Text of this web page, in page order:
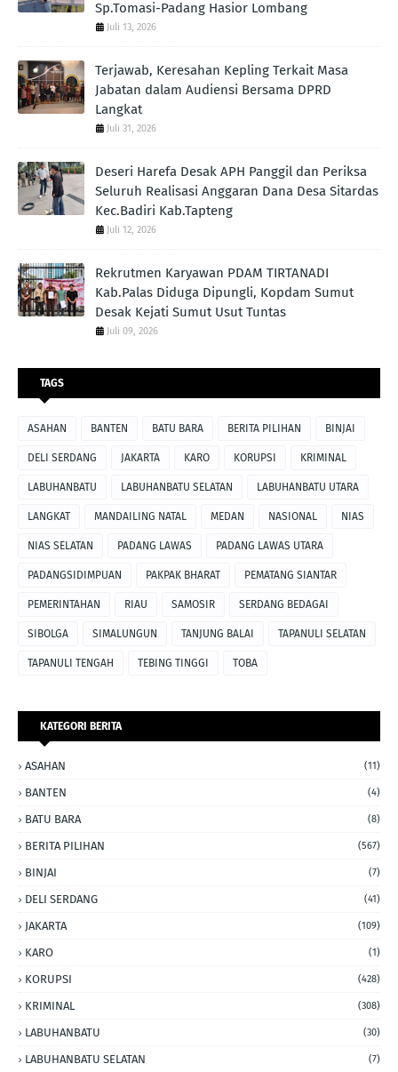
Sp.Tomasi-Padang Hasior Lombang
Juli 13, 2026
Terjawab, Keresahan Kepling Terkait Masa
Jabatan dalam Audiensi Bersama DPRD
Langkat
Juli 31, 2026
Deseri Harefa Desak APH Panggil dan Periksa
Seluruh Realisasi Anggaran Dana Desa Sitardas
Kec.Badiri Kab.Tapteng
Juli 12, 2026
Rekrutmen Karyawan PDAM TIRTANADI
Kab.Palas Diduga Dipungli, Kopdam Sumut
Desak Kejati Sumut Usut Tuntas
Juli 09, 2026
TAGS
ASAHAN BANTEN BATU BARA BERITA PILIHAN BINJAI
DELI SERDANG JAKARTA KARO KORUPSI KRIMINAL
LABUHANBATU LABUHANBATU SELATAN LABUHANBATU UTARA
LANGKAT MANDAILING NATAL MEDAN NASIONAL NIAS
NIAS SELATAN PADANG LAWAS PADANG LAWAS UTARA
PADANGSIDIMPUAN PAKPAK BHARAT PEMATANG SIANTAR
PEMERINTAHAN RIAU SAMOSIR SERDANG BEDAGAI
SIBOLGA SIMALUNGUN TANJUNG BALAI TAPANULI SELATAN
TAPANULI TENGAH TEBING TINGGI TOBA
KATEGORI BERITA
ASAHAN (11)
BANTEN (4)
BATU BARA (8)
BERITA PILIHAN (567)
BINJAI (7)
DELI SERDANG (41)
JAKARTA (109)
KARO (1)
KORUPSI (428)
KRIMINAL (308)
LABUHANBATU (30)
LABUHANBATU SELATAN (7)